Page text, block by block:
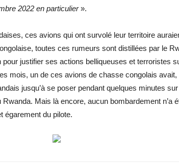
2022 en particulier».
ces avions qui ont survolé leur territoire
toutes ces rumeurs sont distillées par le
justifier ses actions belliqueuses et terroristes
mois, un de ces avions de chasse congolais avait,
jusqu’à se poser pendant quelques minutes sur
Mais là encore, aucun bombardement n’a
égarement du pilote.